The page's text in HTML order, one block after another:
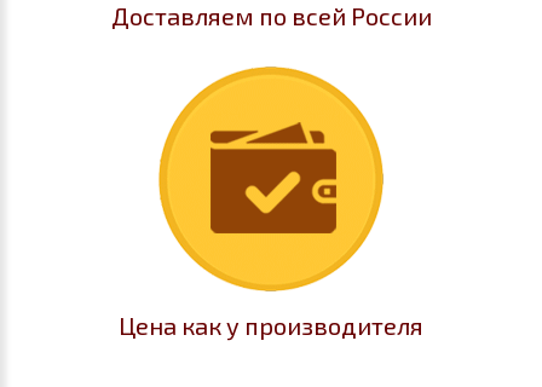
Доставляем по всей России
Цена как у производителя